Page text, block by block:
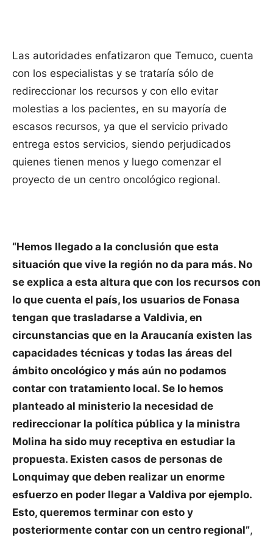
Las autoridades enfatizaron que Temuco, cuenta
con los especialistas y se trataría sólo de
redireccionar los recursos y con ello evitar
molestias a los pacientes, en su mayoría de
escasos recursos, ya que el servicio privado
entrega estos servicios, siendo perjudicados
quienes tienen menos y luego comenzar el
proyecto de un centro oncológico regional.
“Hemos llegado a la conclusión que esta
situación que vive la región no da para más. No
se explica a esta altura que con los recursos con
lo que cuenta el país, los usuarios de Fonasa
tengan que trasladarse a Valdivia, en
circunstancias que en la Araucanía existen las
capacidades técnicas y todas las áreas del
ámbito oncológico y más aún no podamos
contar con tratamiento local. Se lo hemos
planteado al ministerio la necesidad de
redireccionar la política pública y la ministra
Molina ha sido muy receptiva en estudiar la
propuesta. Existen casos de personas de
Lonquimay que deben realizar un enorme
esfuerzo en poder llegar a Valdiva por ejemplo.
Esto, queremos terminar con esto y
posteriormente contar con un centro regional”,